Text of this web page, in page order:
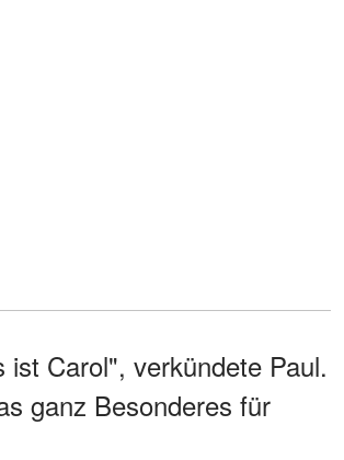
ist Carol", verkündete Paul.
ganz Besonderes für